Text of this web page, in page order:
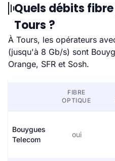
Quels débits
Tours ?
À Tours, les opérateurs
(jusqu'à 8 Gb/s) sont
Orange, SFR et Sosh.
FIBRE
OPTIQUE
Bouygues
Telecom
oui